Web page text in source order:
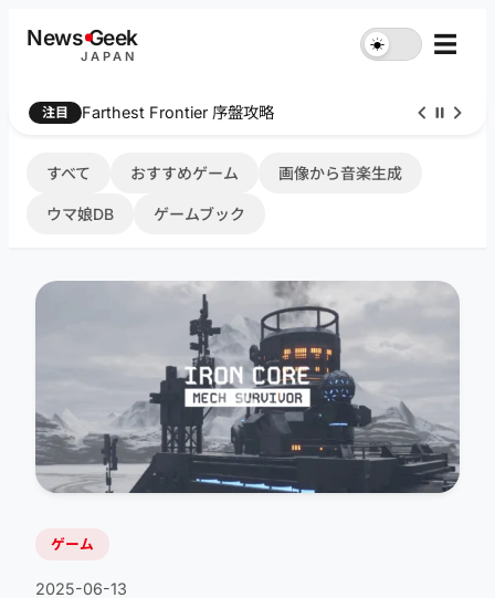
NewsGeek
JAPAN
☀︎ ☰
注目 Farthest Frontier 序盤攻略
すべて おすすめゲーム 画像から音楽生成
ウマ娘DB ゲームブック
ゲーム
2025-06-13